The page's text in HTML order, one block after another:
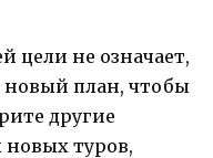
цели не означает,
новый план, чтобы
другие
туров,